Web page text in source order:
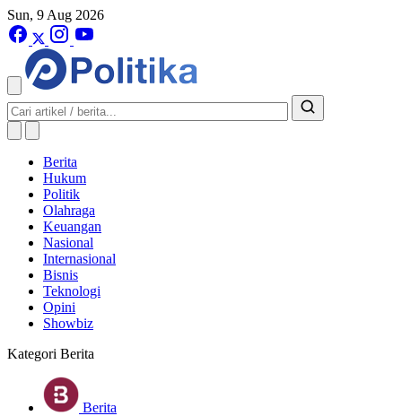
Sun, 9 Aug 2026
Berita
Hukum
Politik
Olahraga
Keuangan
Nasional
Internasional
Bisnis
Teknologi
Opini
Showbiz
Kategori Berita
Berita